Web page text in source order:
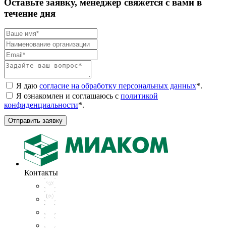
Оставьте заявку, менеджер свяжется с вами в
течение дня
Я даю согласие на обработку персональных данных*.
Я ознакомлен и соглашаюсь с политикой
конфиденциальности*.
Отправить заявку
Контакты